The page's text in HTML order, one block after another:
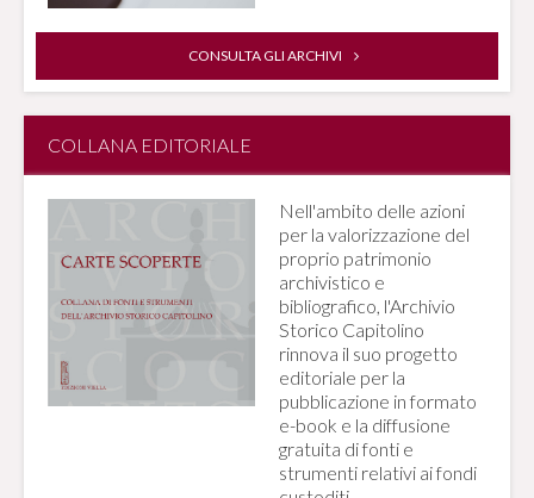
CONSULTA GLI ARCHIVI
COLLANA EDITORIALE
Nell'ambito delle azioni
per la valorizzazione del
proprio patrimonio
archivistico e
bibliografico, l'Archivio
Storico Capitolino
rinnova il suo progetto
editoriale per la
pubblicazione in formato
e-book e la diffusione
gratuita di fonti e
strumenti relativi ai fondi